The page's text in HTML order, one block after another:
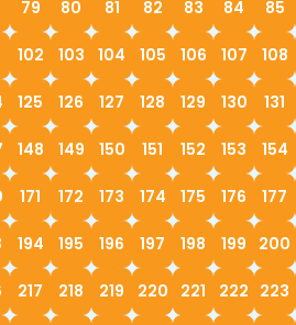
79 80 81 82 83 84 85
102 103 104 105 106 107 108
125 126 127 128 129 130 131
148 149 150 151 152 153 154
171 172 173 174 175 176 177
194 195 196 197 198 199 200
217 218 219 220 221 222 223